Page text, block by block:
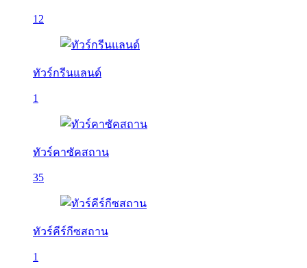
12
ทัวร์กรีนแลนด์
1
ทัวร์คาซัคสถาน
35
ทัวร์คีร์กีซสถาน
1